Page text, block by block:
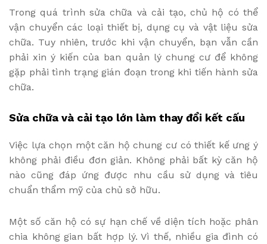
Trong quá trình sửa chữa và cải tạo, chủ hộ có thể
vận chuyển các loại thiết bị, dụng cụ và vật liệu sửa
chữa. Tuy nhiên, trước khi vận chuyển, bạn vẫn cần
phải xin ý kiến của ban quản lý chung cư để không
gặp phải tình trạng gián đoạn trong khi tiến hành sửa
chữa.
Sửa chữa và cải tạo lớn làm thay đổi kết cấu
Việc lựa chọn một căn hộ chung cư có thiết kế ưng ý
không phải điều đơn giản. Không phải bất kỳ căn hộ
nào cũng đáp ứng được nhu cầu sử dụng và tiêu
chuẩn thẩm mỹ của chủ sở hữu.
Một số căn hộ có sự hạn chế về diện tích hoặc phân
chia không gian bất hợp lý. Vì thế, nhiều gia đình có